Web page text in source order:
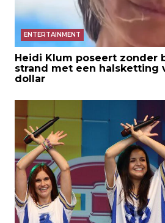
ENTERTAINMENT
Heidi Klum poseert zonder
strand met een halsketting
dollar